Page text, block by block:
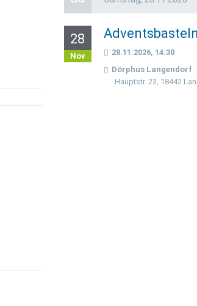
28
Nov
28.11.2026, 14:30
Dörphus Langendorf
Hauptstr. 23, 18442